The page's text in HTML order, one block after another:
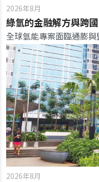
2026年8月
綠氫的金融解方與跨
2026年8月